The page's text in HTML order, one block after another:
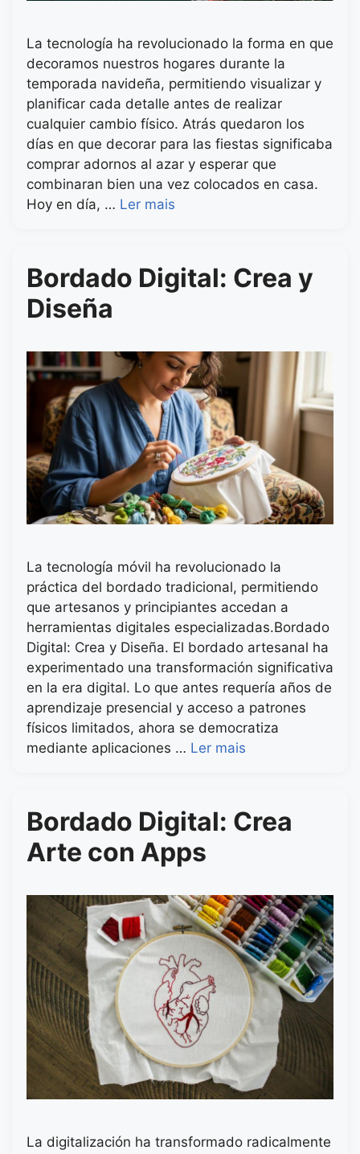
La tecnología ha revolucionado la forma en que
decoramos nuestros hogares durante la
temporada navideña, permitiendo visualizar y
planificar cada detalle antes de realizar
cualquier cambio físico. Atrás quedaron los
días en que decorar para las fiestas significaba
comprar adornos al azar y esperar que
combinaran bien una vez colocados en casa.
Hoy en día, … Ler mais
Bordado Digital: Crea y
Diseña
La tecnología móvil ha revolucionado la
práctica del bordado tradicional, permitiendo
que artesanos y principiantes accedan a
herramientas digitales especializadas.Bordado
Digital: Crea y Diseña. El bordado artesanal ha
experimentado una transformación significativa
en la era digital. Lo que antes requería años de
aprendizaje presencial y acceso a patrones
físicos limitados, ahora se democratiza
mediante aplicaciones … Ler mais
Bordado Digital: Crea
Arte con Apps
La digitalización ha transformado radicalmente